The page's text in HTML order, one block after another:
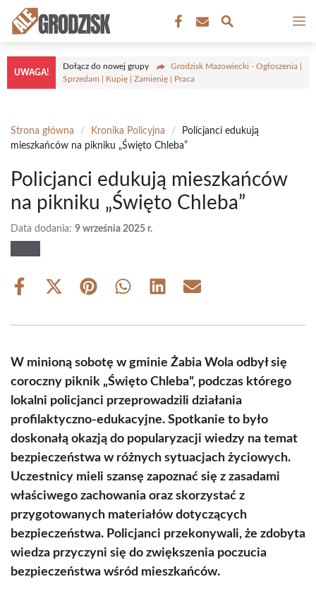
Przejdź
treści
UWAGA!
Dołącz do nowej grupy
Grodzisk Mazowiecki - Ogłoszenia |
Sprzedam | Kupię | Zamienię | Praca
Strona główna / Kronika Policyjna /
Policjanci edukują
mieszkańców na pikniku „Święto Chleba”
Policjanci edukują mieszkańców
na pikniku „Święto Chleba”
Data dodania: 9 września 2025 r.
Share
Share
(Twitter)
Share Share Share Share
W minioną sobotę w gminie Żabia Wola odbył się
coroczny piknik „Święto Chleba”, podczas którego
lokalni policjanci przeprowadzili działania
profilaktyczno-edukacyjne. Spotkanie to było
doskonałą okazją do popularyzacji wiedzy na temat
bezpieczeństwa w różnych sytuacjach życiowych.
Uczestnicy mieli szansę zapoznać się z zasadami
właściwego zachowania oraz skorzystać z
przygotowanych materiałów dotyczących
bezpieczeństwa. Policjanci przekonywali, że zdobyta
wiedza przyczyni się do zwiększenia poczucia
bezpieczeństwa wśród mieszkańców.